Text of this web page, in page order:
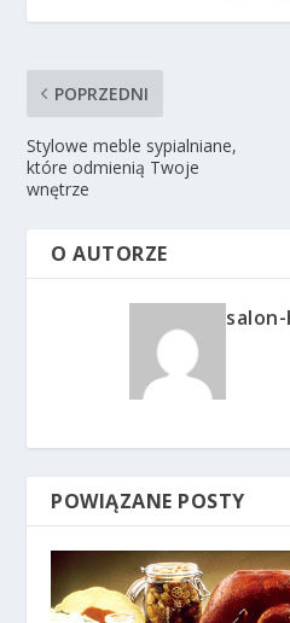
POPRZEDNI
Stylowe meble sypialniane,
które odmienią Twoje
wnętrze
O AUTORZE
POWIĄZANE POSTY